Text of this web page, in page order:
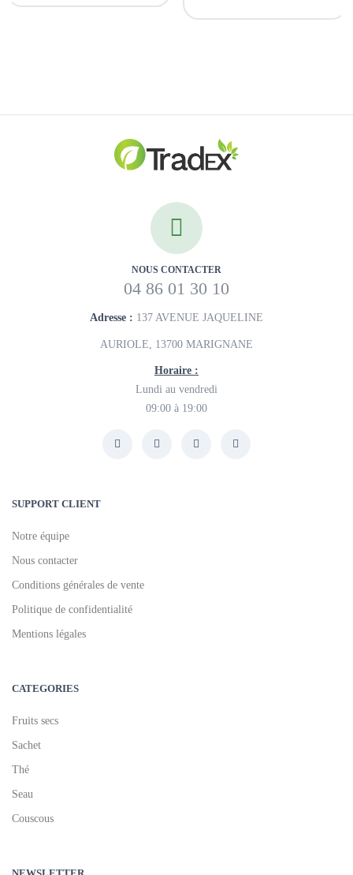
NOUS CONTACTER
04 86 01 30 10
Adresse : 137 AVENUE JAQUELINE
AURIOLE, 13700 MARIGNANE
Horaire :
Lundi au vendredi
09:00 à 19:00
SUPPORT CLIENT
Notre équipe
Nous contacter
Conditions générales de vente
Politique de confidentialité
Mentions légales
CATEGORIES
Fruits secs
Sachet
Thé
Seau
Couscous